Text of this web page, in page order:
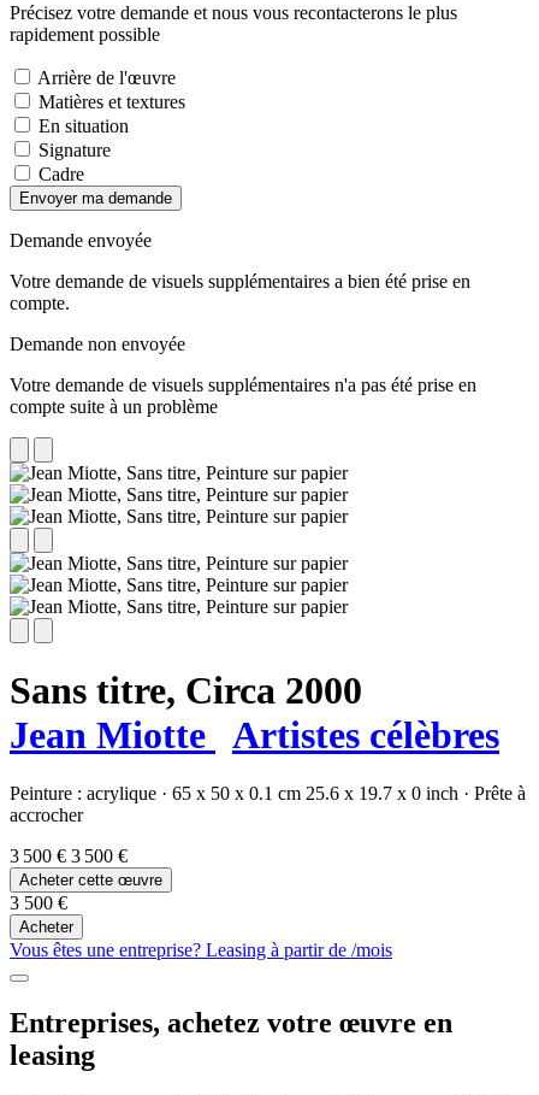
Précisez votre demande et nous vous recontacterons le plus
rapidement possible
Arrière de l'œuvre
Matières et textures
En situation
Signature
Cadre
Envoyer ma demande
Demande envoyée
Votre demande de visuels supplémentaires a bien été prise en
compte.
Demande non envoyée
Votre demande de visuels supplémentaires n'a pas été prise en
compte suite à un problème
Sans titre, Circa 2000
Jean Miotte
Artistes célèbres
Peinture : acrylique · 65 x 50 x 0.1 cm 25.6 x 19.7 x 0 inch · Prête à
accrocher
3 500 € 3 500 €
Acheter cette œuvre
3 500 €
Acheter
Vous êtes une entreprise? Leasing à partir de /mois
Entreprises, achetez votre œuvre en
leasing